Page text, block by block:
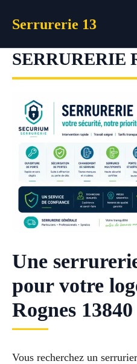
Serrurerie 13
SERRURERIE
Une
pour votre
Rognes 13840
Vous recherchez un